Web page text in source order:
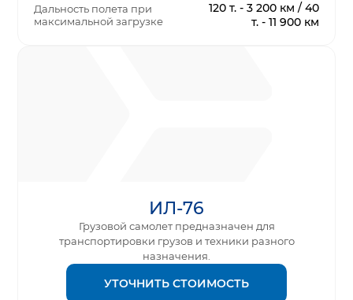
Дальность полета при
максимальной загрузке
120 т. - 3 200 км / 40
т. - 11 900 км
ИЛ-76
Грузовой самолет предназначен для
транспортировки грузов и техники разного
назначения.
УТОЧНИТЬ СТОИМОСТЬ